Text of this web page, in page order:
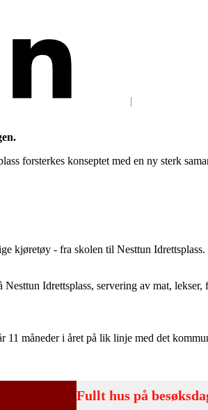
forsterkes konseptet med en ny sterk
kjøretøy - fra skolen til Nesttun Idrettsplass.
Idrettsplass, servering av mat,
måneder i året på lik linje med det
Fullt hus på